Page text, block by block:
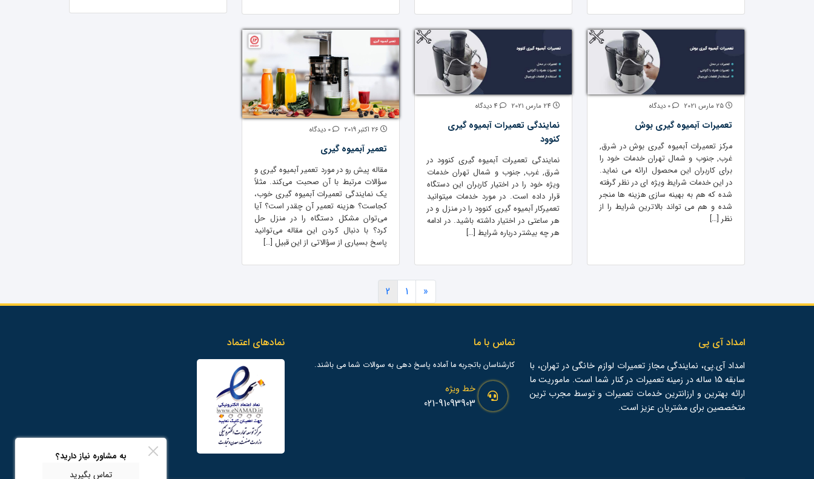
تعمیرات آبمیوه گیری بوش
مرکز تعمیرات آبمیوه گیری بوش در شرق,
غرب, جنوب و شمال تهران خدمات خود را
برای کاربران این محصول ارائه می نماید.
در این خدمات شرایط ویژه ای در نظر گرفته
شده که هم به بهینه سازی هزینه ها منجر
شده و هم می تواند بالاترین شرایط را از
نظر […]
نمایندگی تعمیرات آبمیوه گیری
کنوود
نمایندگی تعمیرات آبمیوه گیری کنوود در
شرق, غرب, جنوب و شمال تهران خدمات
ویژه خود را در اختیار کاربران این دستگاه
قرار داده است. در مورد خدمات میتوانید
تعمیرکار آبمیوه گیری کنوود را در منزل و در
هر ساعتی در اختیار داشته باشید. در ادامه
هر چه بیشتر درباره شرایط […]
تعمیر آبمیوه گیری
مقاله پیش رو در مورد تعمیر آبمیوه گیری و
سؤالات مرتبط با آن صحبت می‌کند. مثلاً
یک نمایندگی تعمیرات آبمیوه گیری خوب،
کجاست؟ هزینه تعمیر آن چقدر است؟ آیا
می‌توان مشکل دستگاه را در منزل حل
کرد؟ با دنبال کردن این مقاله می‌توانید
پاسخ بسیاری از سؤالاتی از این قبیل […]
«
1
2
امداد آی پی
امداد آی.پی، نمایندگی مجاز تعمیرات لوازم خانگی در تهران، با
سابقه 15 ساله در زمینه تعمیرات در کنار شما است. ماموریت ما
ارائه بهترین و ارزانترین خدمات تعمیرات و توسط مجرب ترین
متخصصین برای مشتریان عزیز است.
تماس با ما
کارشناسان باتجربه ما آماده پاسخ دهی به سوالات شما می باشند.
خط ویژه
021-91093903
نمادهای اعتماد
به مشاوره نیاز دارید؟
تماس بگیرید